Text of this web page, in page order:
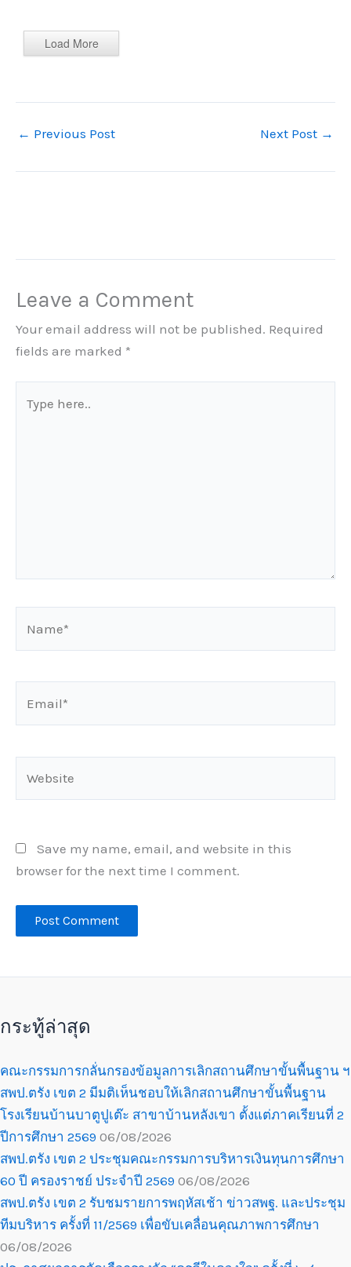
Load More
← Previous Post Next Post →
Leave a Comment
Your email address will not be published. Required
fields are marked *
here..
Save my name, email, and website in this
browser for the next time I comment.
กระทู้ล่าสุด
คณะกรรมการกลั่นกรองข้อมูลการเลิกสถานศึกษาขั้นพื้นฐาน ฯ
สพป.ตรัง เขต 2 มีมติเห็นชอบให้เลิกสถานศึกษาขั้นพื้นฐาน
โรงเรียนบ้านบาตูปูเต๊ะ สาขาบ้านหลังเขา ตั้งแต่ภาคเรียนที่ 2
ปีการศึกษา 2569 06/08/2026
สพป.ตรัง เขต 2 ประชุมคณะกรรมการบริหารเงินทุนการศึกษา
60 ปี ครองราชย์ ประจำปี 2569 06/08/2026
สพป.ตรัง เขต 2 รับชมรายการพฤหัสเช้า ข่าวสพฐ. และประชุม
ทีมบริหาร ครั้งที่ 11/2569 เพื่อขับเคลื่อนคุณภาพการศึกษา
06/08/2026